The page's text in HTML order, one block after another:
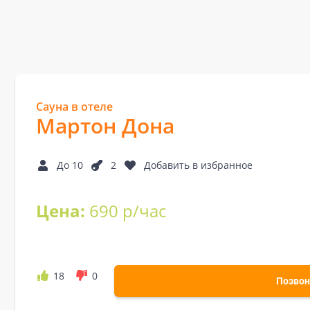
Сауна в отеле
Мартон Дона
До 10 2 Добавить в избранное
Цена: 690 р/час
18 0